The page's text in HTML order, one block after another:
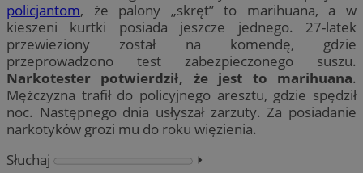
policjantom, że palony „skręt” to marihuana, a w
kieszeni kurtki posiada jeszcze jednego. 27-latek
przewieziony został na komendę, gdzie
przeprowadzono test zabezpieczonego suszu.
Narkotester potwierdził, że jest to marihuana.
Mężczyzna trafił do policyjnego aresztu, gdzie spędził
noc. Następnego dnia usłyszał zarzuty. Za posiadanie
narkotyków grozi mu do roku więzienia.
Słuchaj
⏵︎